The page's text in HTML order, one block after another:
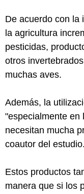
De acuerdo con la
la agricultura
pesticidas,
otros
muchas aves.
Además, la
"especialmente en
necesitan mucha
coautor del estudio.
Estos productos
manera que si los